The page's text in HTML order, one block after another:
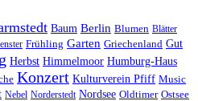
Baum Berlin Blumen Blätter
Frühling Garten Griechenland Gut
Herbst Himmelmoor Humburg-Haus
Konzert Kulturverein Pfiff Music
Nebel Norderstedt Nordsee Oldtimer Ostsee